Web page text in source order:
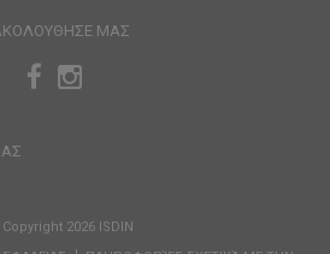
ΜΑΣ
2026 ISDIN